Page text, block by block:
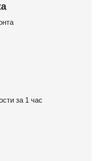
за 1 час